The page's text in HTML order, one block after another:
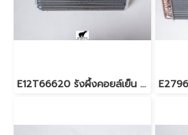
E12T66620 รังผึ้งคอยล์เย็น สำหรับแอร์มิตซู รุ่น MSY-GM09,13,15